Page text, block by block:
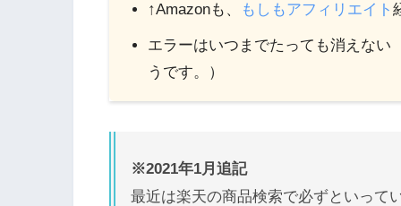
↑Amazonも、 もしもアフィリエイト
エラーはいつまでたっても消えない
うです。）
※2021年1月追記
最近は楽天の商品検索で必ずといって